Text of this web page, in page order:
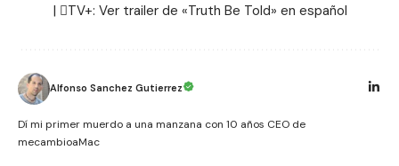
| TV+: Ver trailer de «Truth Be Told» en español
Alfonso Sanchez Gutierrez
Dí mi primer muerdo a una manzana con 10 años CEO de
mecambioaMac